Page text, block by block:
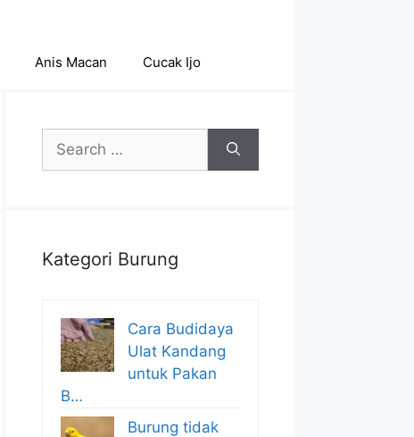
Anis Macan Cucak Ijo
Search
for:
Kategori Burung
Cara Budidaya
Ulat Kandang
untuk Pakan
B…
Burung tidak